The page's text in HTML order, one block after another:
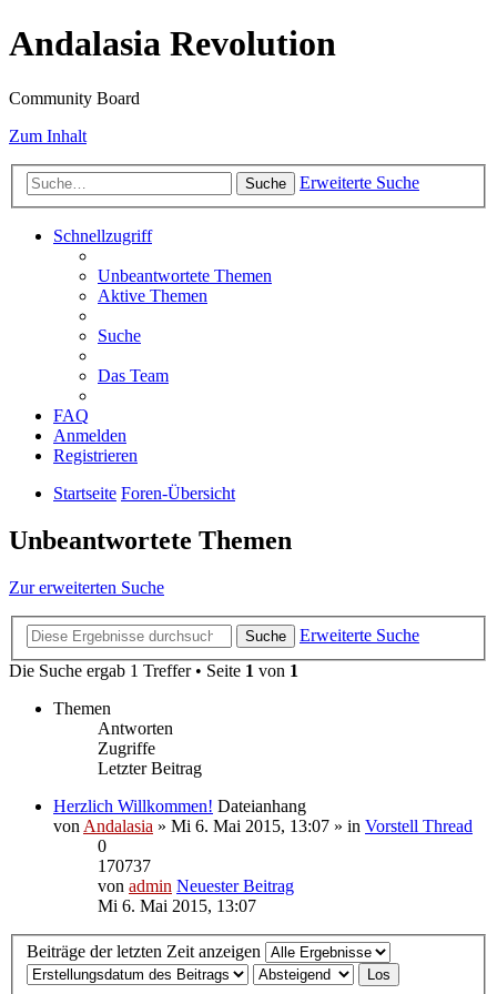
Andalasia Revolution
Community Board
Zum Inhalt
Suche Erweiterte Suche
Schnellzugriff
Unbeantwortete Themen
Aktive Themen
Suche
Das Team
FAQ
Anmelden
Registrieren
Startseite Foren-Übersicht
Unbeantwortete Themen
Zur erweiterten Suche
Suche
Erweiterte Suche
Die Suche ergab 1 Treffer • Seite 1 von 1
Themen
Antworten
Zugriffe
Letzter Beitrag
Herzlich Willkommen! Dateianhang
von Andalasia » Mi 6. Mai 2015, 13:07 » in Vorstell Thread
0
170737
von admin Neuester Beitrag
Mi 6. Mai 2015, 13:07
Beiträge der letzten Zeit anzeigen